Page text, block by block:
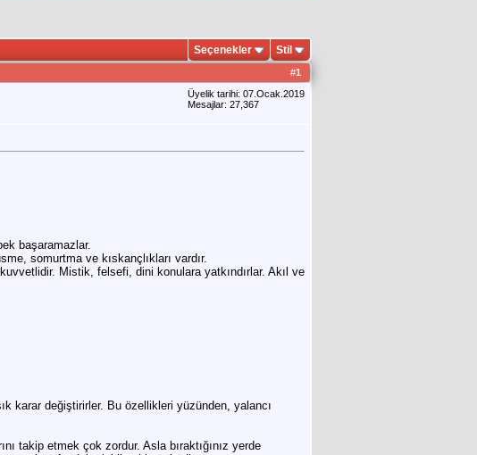
Seçenekler Stil
#1
Üyelik tarihi: 07.Ocak.2019
Mesajlar: 27,367
başaramazlar.
somurtma ve kıskançlıkları vardır.
Mistik, felsefi, dini konulara yatkındırlar. Akıl ve
karar değiştirirler. Bu özellikleri yüzünden, yalancı
takip etmek çok zordur. Asla bıraktığınız yerde